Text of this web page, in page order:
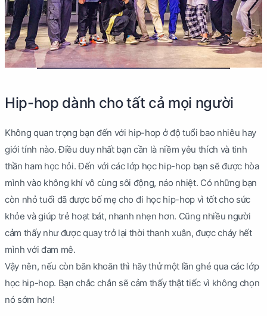
Hip-hop dành cho tất cả mọi người
Không quan trọng bạn đến với hip-hop ở độ tuổi bao nhiêu hay
giới tính nào. Điều duy nhất bạn cần là niềm yêu thích và tinh
thần ham học hỏi. Đến với các lớp học hip-hop bạn sẽ được hòa
mình vào không khí vô cùng sôi động, náo nhiệt. Có những bạn
còn nhỏ tuổi đã được bố mẹ cho đi học hip-hop vì tốt cho sức
khỏe và giúp trẻ hoạt bát, nhanh nhẹn hơn. Cũng nhiều người
cảm thấy như được quay trở lại thời thanh xuân, được cháy hết
mình với đam mê.
Vậy nên, nếu còn băn khoăn thì hãy thử một lần ghé qua các lớp
học hip-hop. Bạn chắc chắn sẽ cảm thấy thật tiếc vì không chọn
nó sớm hơn!